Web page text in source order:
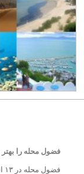
فضول محله را